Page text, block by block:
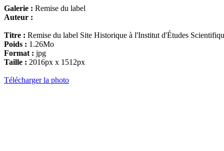
Galerie : Remise du label
Auteur :
Titre : Remise du label Site Historique à l'Institut d'Études
Poids : 1.26Mo
Format : jpg
Taille : 2016px x 1512px
Télécharger la photo